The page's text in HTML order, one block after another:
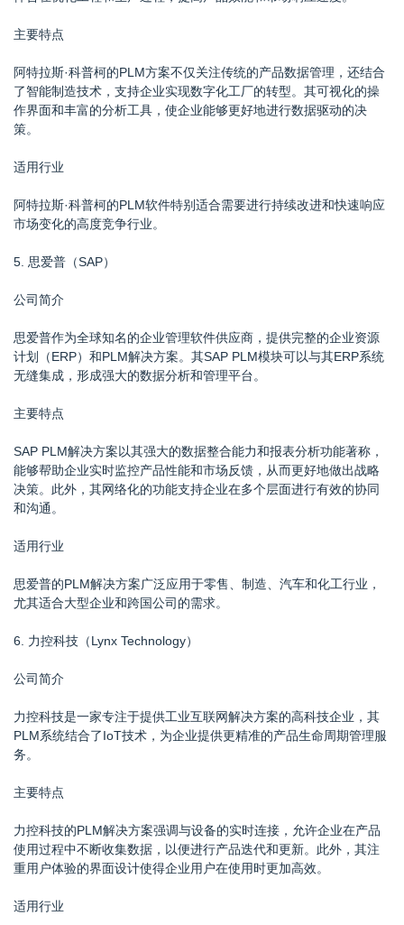
主要特点
阿特拉斯·科普柯的PLM方案不仅关注传统的产品数据管理，还结合
了智能制造技术，支持企业实现数字化工厂的转型。其可视化的操
作界面和丰富的分析工具，使企业能够更好地进行数据驱动的决
策。
适用行业
阿特拉斯·科普柯的PLM软件特别适合需要进行持续改进和快速响应
市场变化的高度竞争行业。
5. 思爱普（SAP）
公司简介
思爱普作为全球知名的企业管理软件供应商，提供完整的企业资源
计划（ERP）和PLM解决方案。其SAP PLM模块可以与其ERP系统
无缝集成，形成强大的数据分析和管理平台。
主要特点
SAP PLM解决方案以其强大的数据整合能力和报表分析功能著称，
能够帮助企业实时监控产品性能和市场反馈，从而更好地做出战略
决策。此外，其网络化的功能支持企业在多个层面进行有效的协同
和沟通。
适用行业
思爱普的PLM解决方案广泛应用于零售、制造、汽车和化工行业，
尤其适合大型企业和跨国公司的需求。
6. 力控科技（Lynx Technology）
公司简介
力控科技是一家专注于提供工业互联网解决方案的高科技企业，其
PLM系统结合了IoT技术，为企业提供更精准的产品生命周期管理服
务。
主要特点
力控科技的PLM解决方案强调与设备的实时连接，允许企业在产品
使用过程中不断收集数据，以便进行产品迭代和更新。此外，其注
重用户体验的界面设计使得企业用户在使用时更加高效。
适用行业